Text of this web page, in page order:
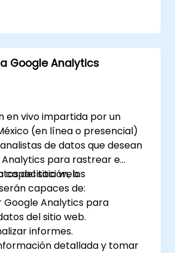
Google Analytics
en vivo impartida por un
(en línea o presencial)
de datos que desean
Analytics para rastrear e
del sitio web.
capacitación, los
capaces de:
Google Analytics para
del sitio web.
informes.
detallada y tomar